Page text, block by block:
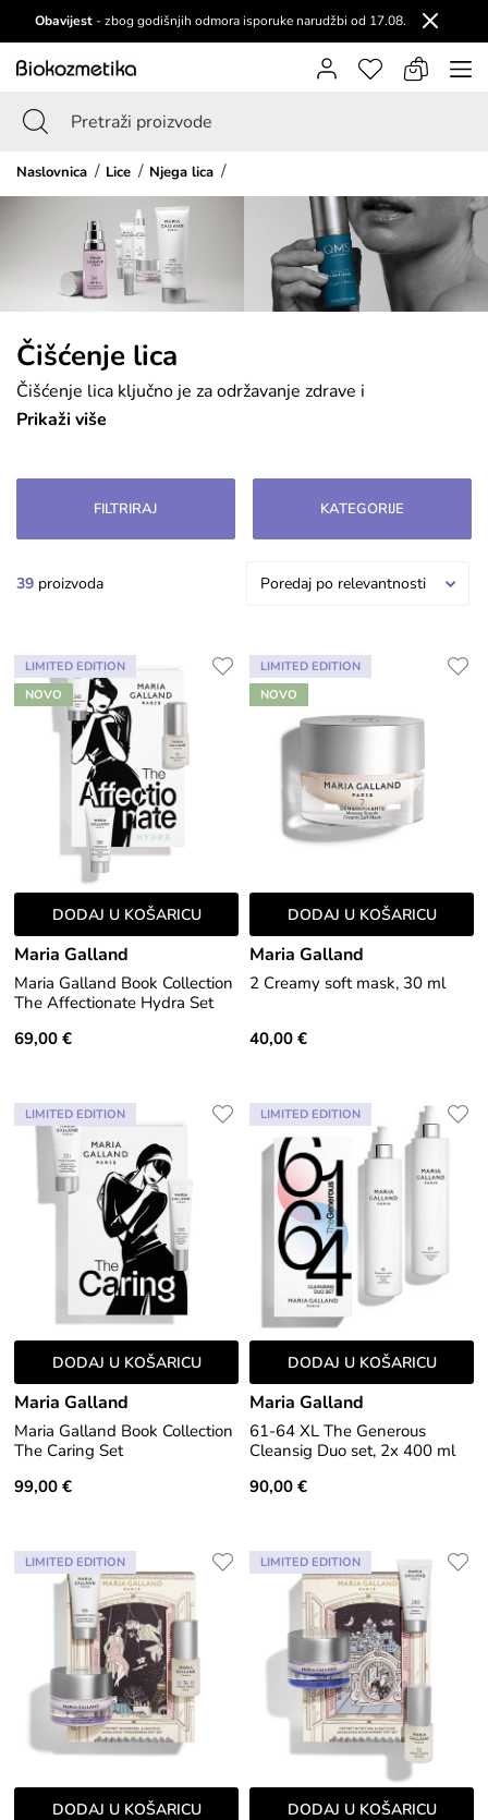
Obavijest - zbog godišnjih odmora isporuke narudžbi od 17.08.
Naslovnica Lice Njega lica
Čišćenje lica
Čišćenje lica ključno je za održavanje zdrave i
blistave kože. Ovaj korak uklanja prljavštinu, višak
tijekom dana, sprječavajući začepljenje pora i pojavu
akni. Uključuje upotrebu čistaća poput gelova, pjena
Prikaži više
FILTRIRAJ KATEGORIJE
39 proizvoda Poredaj po relevantnosti
LIMITED EDITION
NOVO
DODAJ U KOŠARICU
Maria Galland
Maria Galland Book Collection
The Affectionate Hydra Set
69,00 €
LIMITED EDITION
NOVO
DODAJ U KOŠARICU
Maria Galland
2 Creamy soft mask, 30 ml
40,00 €
LIMITED EDITION
DODAJ U KOŠARICU
Maria Galland
Maria Galland Book Collection
The Caring Set
99,00 €
LIMITED EDITION
DODAJ U KOŠARICU
Maria Galland
61-64 XL The Generous
Cleansig Duo set, 2x 400 ml
90,00 €
LIMITED EDITION
DODAJ U KOŠARICU
LIMITED EDITION
DODAJ U KOŠARICU